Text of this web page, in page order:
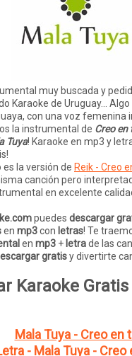
muy buscada y
Karaoke de Uruguay... Algo
con una voz femenina
la instrumental de Creo en
Tuya! Karaoke en mp3 y
la versión de Reik - Creo
canción pero
en excelente
puedes descargar
en mp3con letras! Te
en mp3 + letrade las
gratisy divertirte
Karaoke Gratis
Mala Tuya - Creo en
- Mala Tuya - Creo